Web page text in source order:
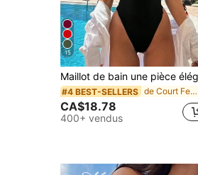
15
#4 BEST-SELLERS de Court Femmes une-pièces
CA$18.78
400+ vendus